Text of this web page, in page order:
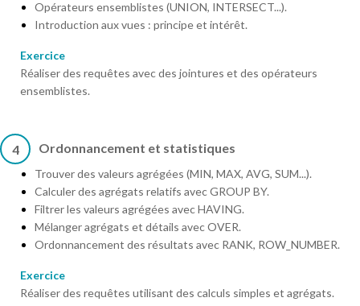
Opérateurs ensemblistes (UNION, INTERSECT...).
Introduction aux vues : principe et intérêt.
Exercice
Réaliser des requêtes avec des jointures et des opérateurs
ensemblistes.
4 Ordonnancement et statistiques
Trouver des valeurs agrégées (MIN, MAX, AVG, SUM...).
Calculer des agrégats relatifs avec GROUP BY.
Filtrer les valeurs agrégées avec HAVING.
Mélanger agrégats et détails avec OVER.
Ordonnancement des résultats avec RANK, ROW_NUMBER.
Exercice
Réaliser des requêtes utilisant des calculs simples et agrégats.